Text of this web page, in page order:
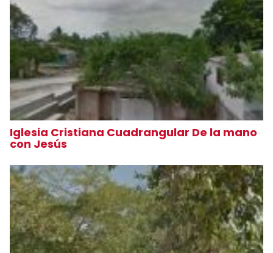
Iglesia Cristiana Cuadrangular De la mano
con Jesús